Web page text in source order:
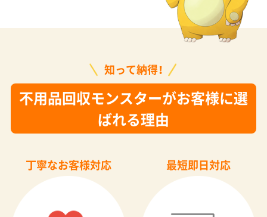
知って納得！
不用品回収モンスターがお客様に選
ばれる理由
丁寧なお客様対応 最短即日対応